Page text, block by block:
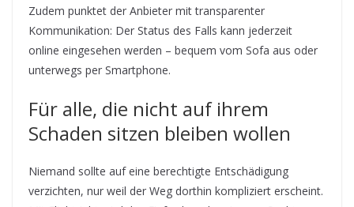
Zudem punktet der Anbieter mit transparenter
Kommunikation: Der Status des Falls kann jederzeit
online eingesehen werden – bequem vom Sofa aus oder
unterwegs per Smartphone.
Für alle, die nicht auf ihrem
Schaden sitzen bleiben wollen
Niemand sollte auf eine berechtigte Entschädigung
verzichten, nur weil der Weg dorthin kompliziert erscheint.